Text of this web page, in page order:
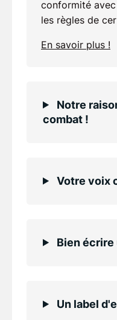
conformité
les règles de
En savoir plus !
Notre
combat !
Votre voix
Bien écrire
Un label